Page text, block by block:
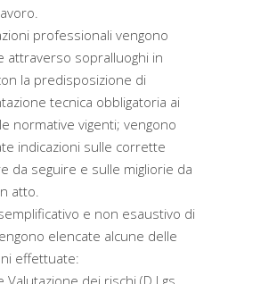
professionali vengono
attraverso sopralluoghi in
la predisposizione di
tecnica obbligatoria ai
normative vigenti; vengono
indicazioni sulle corrette
da seguire e sulle migliorie da
atto.
e non esaustivo di
elencate alcune delle
effettuate:
Valutazione dei rischi (D.Lgs.